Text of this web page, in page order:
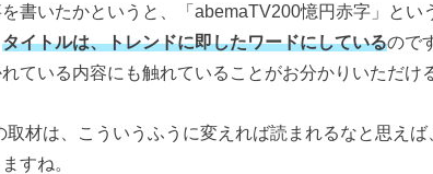
書いたかというと、「abemaTV200憶円赤字」とい
タイトルは、トレンドに即したワードにしているので
ている内容にも触れていることがお分かりいただけ
取材は、こういうふうに変えれば読まれるなと思え
すね。